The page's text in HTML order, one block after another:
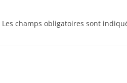
Les champs obligatoires sont